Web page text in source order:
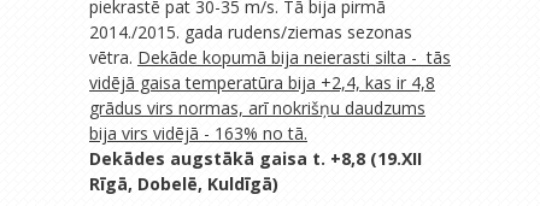
piekrastē pat 30-35 m/s. Tā bija pirmā
2014./2015. gada rudens/ziemas sezonas
vētra. Dekāde kopumā bija neierasti silta - tās
vidējā gaisa temperatūra bija +2,4, kas ir 4,8
grādus virs normas, arī nokrišņu daudzums
bija virs vidējā - 163% no tā.
Dekādes augstākā gaisa t. +8,8 (19.XII
Rīgā, Dobelē, Kuldīgā)